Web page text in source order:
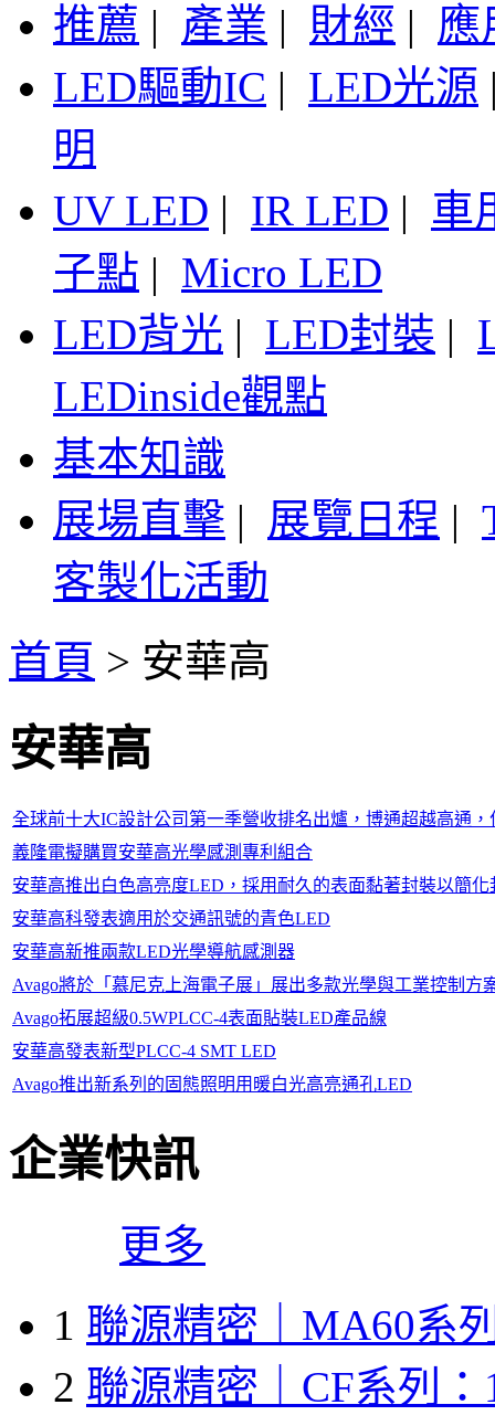
推薦 | 產業 | 財經 | 應
LED驅動IC | LED光源
明
UV LED | IR LED | 車
子點 | Micro LED
LED背光 | LED封裝 |
LEDinside觀點
基本知識
展場直擊 | 展覽日程 |
客製化活動
首頁 > 安華高
安華高
全球前十大IC設計公司第一季營收排名出爐，博通超越高通，
義隆電擬購買安華高光學感測專利組合
安華高推出白色高亮度LED，採用耐久的表面黏著封裝以簡化
安華高科發表適用於交通訊號的青色LED
安華高新推兩款LED光學導航感測器
Avago將於「慕尼克上海電子展」展出多款光學與工業控制方
Avago拓展超級0.5WPLCC-4表面貼裝LED產品線
安華高發表新型PLCC-4 SMT LED
Avago推出新系列的固態照明用暖白光高亮通孔LED
企業快訊
更多
1 聯源精密｜MA60系
2 聯源精密｜CF系列：